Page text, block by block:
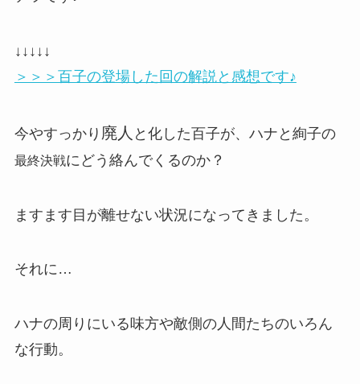
↓↓↓↓↓
＞＞＞百子の登場した回の解説と感想です♪
今やすっかり 廃人 と化した百子が、ハナと絢子の
最終決戦にどう絡んでくるのか？
ますます目が離せない状況になってきました。
それに…
ハナの周りにいる味方や敵側の人間たちのいろん
な行動。